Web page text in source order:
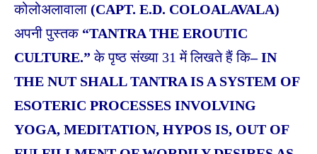
कोलोअलावाला (CAPT. E.D. COLOALAVALA)
अपनी पुस्तक “TANTRA THE EROUTIC
CULTURE.” के पृष्ठ संख्या 31 में लिखते हैं कि–IN
THE NUT SHALL TANTRA IS A SYSTEM OF
ESOTERIC PROCESSES INVOLVING
YOGA, MEDITATION, HYPOS IS, OUT OF